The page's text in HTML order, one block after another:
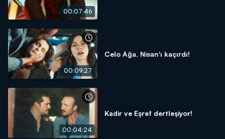
00:07:46
00:09:27
Celo Ağa, Nisan'ı kaçırdı!
00:04:24
Kadir ve Eşref dertleşiyor!